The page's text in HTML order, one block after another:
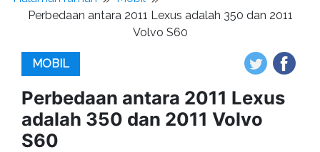
Perbedaan antara 2011 Lexus adalah 350 dan 2011
Volvo S60
MOBIL
Perbedaan antara 2011 Lexus
adalah 350 dan 2011 Volvo
S60